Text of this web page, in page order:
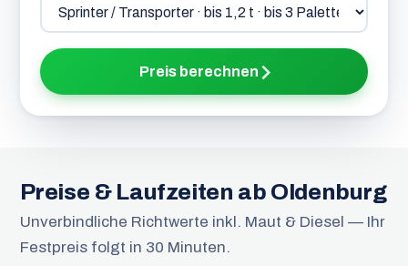
Preis berechnen
Preise & Laufzeiten ab Oldenburg
Unverbindliche Richtwerte inkl. Maut & Diesel — Ihr
Festpreis folgt in 30 Minuten.